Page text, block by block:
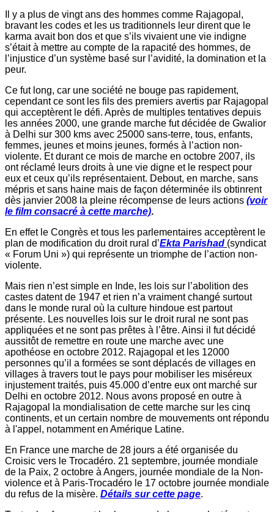
Il y a plus de vingt ans des hommes comme Rajagopal,
bravant les codes et les us traditionnels leur dirent que le
karma avait bon dos et que s’ils vivaient une vie indigne
s’était à mettre au compte de la rapacité des hommes, de
l’injustice d’un système basé sur l’avidité, la domination et la
peur.
Ce fut long, car une société ne bouge pas rapidement,
cependant ce sont les fils des premiers avertis par Rajagopal
qui acceptèrent le défi. Après de multiples tentatives depuis
les années 2000, une grande marche fut décidée de Gwalior
à Delhi sur 300 kms avec 25000 sans-terre, tous, enfants,
femmes, jeunes et moins jeunes, formés à l’action non-
violente. Et durant ce mois de marche en octobre 2007, ils
ont réclamé leurs droits à une vie digne et le respect pour
eux et ceux qu’ils représentaient. Debout, en marche, sans
mépris et sans haine mais de façon déterminée ils obtinrent
dès janvier 2008 la pleine récompense de leurs actions (voir
le film consacré à cette marche).
En effet le Congrès et tous les parlementaires acceptèrent le
plan de modification du droit rural d’Ekta Parishad (syndicat
« Forum Uni ») qui représente un triomphe de l’action non-
violente.
Mais rien n’est simple en Inde, les lois sur l’abolition des
castes datent de 1947 et rien n’a vraiment changé surtout
dans le monde rural où la culture hindoue est partout
présente. Les nouvelles lois sur le droit rural ne sont pas
appliquées et ne sont pas prêtes à l’être. Ainsi il fut décidé
aussitôt de remettre en route une marche avec une
apothéose en octobre 2012. Rajagopal et les 12000
personnes qu’il a formées se sont déplacés de villages en
villages à travers tout le pays pour mobiliser les miséreux
injustement traités, puis 45.000 d’entre eux ont marché sur
Delhi en octobre 2012. Nous avons proposé en outre à
Rajagopal la mondialisation de cette marche sur les cinq
continents, et un certain nombre de mouvements ont répondu
à l'appel, notamment en Amérique Latine.
En France une marche de 28 jours a été organisée du
Croisic vers le Trocadéro. 21 septembre, journée mondiale
de la Paix, 2 octobre à Angers, journée mondiale de la Non-
violence et à Paris-Trocadéro le 17 octobre journée mondiale
du refus de la misère. Détails sur cette page.